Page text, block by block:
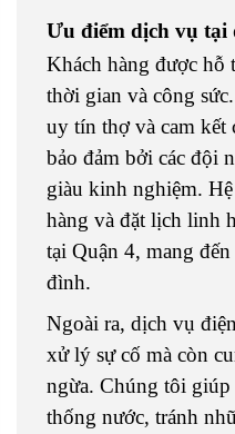
Ưu điểm dịch vụ tại
Khách hàng được hỗ
thời gian và công
uy tín thợ và cam kết
bảo đảm bởi các đội
giàu kinh nghiệm.
hàng và đặt lịch linh
tại Quận 4, mang
đình.
Ngoài ra, dịch vụ
xử lý sự cố mà còn
ngừa. Chúng tôi giúp
thống nước, tránh